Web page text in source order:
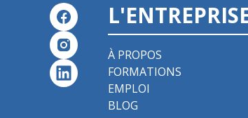
À PROPOS
FORMATIONS
EMPLOI
BLOG